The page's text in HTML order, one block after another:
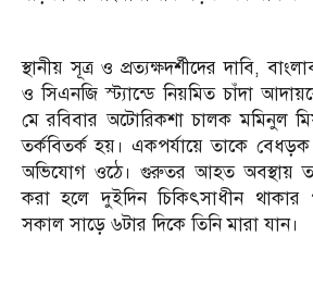
স্থানীয় সূত্র ও প্রত্যক্ষদর্শীদের দাবি,
ও সিএনজি স্ট্যান্ডে নিয়মিত চাঁদা
মে রবিবার অটোরিকশা চালক মমিনুল
তর্কবিতর্ক হয়। একপর্যায়ে তাকে
অভিযোগ ওঠে। গুরুতর আহত অবস্থায়
করা হলে দুইদিন চিকিৎসাধীন
সকাল সাড়ে ৬টার দিকে তিনি মারা যান।